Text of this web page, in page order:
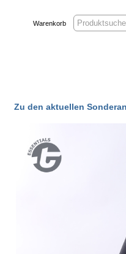
Warenkorb
Zu den aktuellen